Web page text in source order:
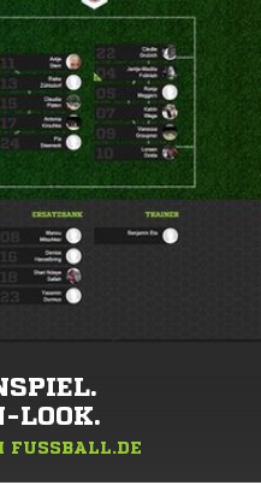
LOOK.
FUSSBALL.DE